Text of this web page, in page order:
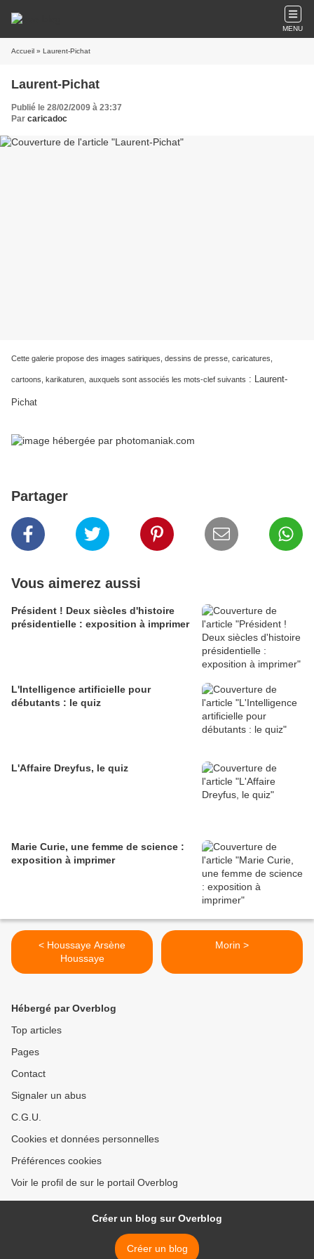
MENU
Accueil » Laurent-Pichat
Laurent-Pichat
Publié le 28/02/2009 à 23:37
Par caricadoc
Cette galerie propose des images satiriques, dessins de presse, caricatures,
cartoons, karikaturen, auxquels sont associés les mots-clef suivants : Laurent-
Pichat
Partager
Vous aimerez aussi
Président ! Deux siècles d'histoire
présidentielle : exposition à imprimer
L'Intelligence artificielle pour
débutants : le quiz
L'Affaire Dreyfus, le quiz
Marie Curie, une femme de science :
exposition à imprimer
< Houssaye Arsène
Houssaye
Morin >
Hébergé par Overblog
Top articles
Pages
Contact
Signaler un abus
C.G.U.
Cookies et données personnelles
Préférences cookies
Voir le profil de sur le portail Overblog
Créer un blog sur Overblog
Créer un blog